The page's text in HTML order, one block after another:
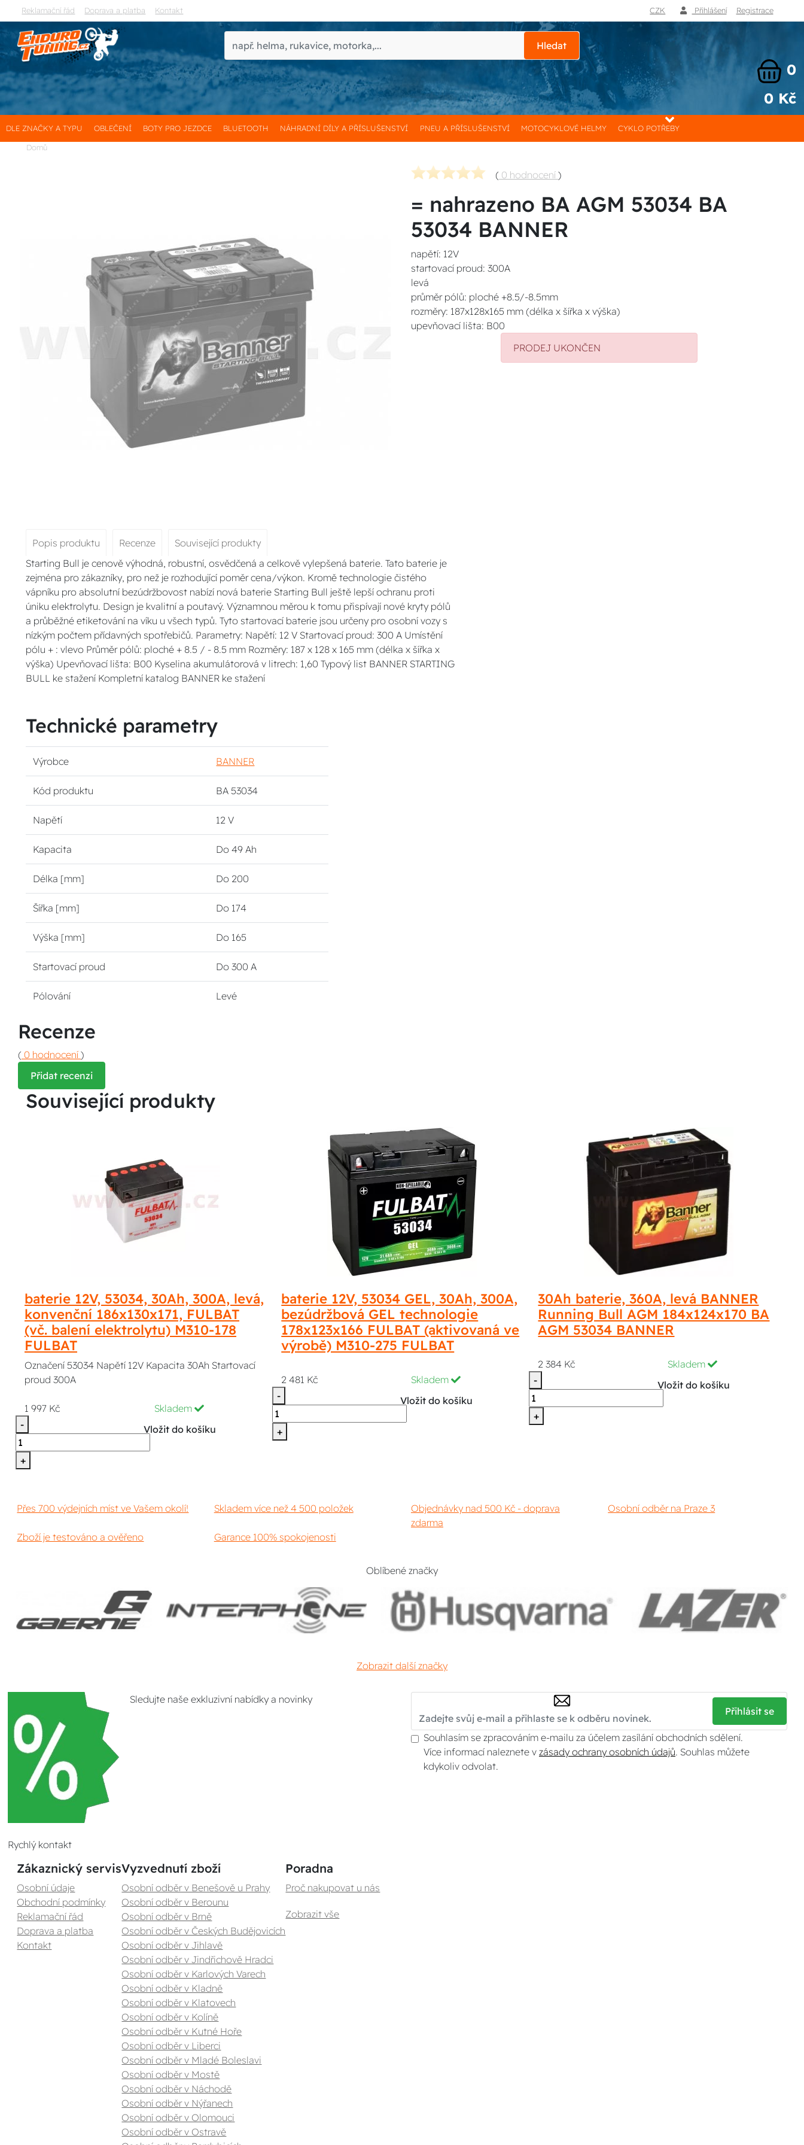
Reklamační řád Doprava a platba Kontakt CZK Přihlášení Registrace
Hledat
0
0 Kč
DLE ZNAČKY A TYPU OBLEČENÍ BOTY PRO JEZDCE BLUETOOTH NÁHRADNÍ DÍLY A PŘÍSLUŠENSTVÍ PNEU A PŘÍSLUŠENSTVÍ MOTOCYKLOVÉ HELMY CYKLO POTŘEBY
Domů
( 0 hodnocení )
= nahrazeno BA AGM 53034 BA
53034 BANNER
napětí: 12V
startovací proud: 300A
levá
průměr pólů: ploché +8.5/-8.5mm
rozměry: 187x128x165 mm (délka x šířka x výška)
upevňovací lišta: B00
PRODEJ UKONČEN
Popis produktu Recenze
Související produkty
Starting Bull je cenově výhodná, robustní, osvědčená a celkově vylepšená baterie. Tato baterie je
zejména pro zákazníky, pro než je rozhodující poměr cena/výkon. Kromě technologie čistého
vápníku pro absolutní bezúdržbovost nabízí nová baterie Starting Bull ještě lepší ochranu proti
úniku elektrolytu. Design je kvalitní a poutavý. Významnou měrou k tomu přispívají nové kryty pólů
a průběžné etiketování na víku u všech typů. Tyto startovací baterie jsou určeny pro osobní vozy s
nízkým počtem přídavných spotřebičů. Parametry: Napětí: 12 V Startovací proud: 300 A Umístění
pólu + : vlevo Průměr pólů: ploché + 8.5 / - 8.5 mm Rozměry: 187 x 128 x 165 mm (délka x šířka x
výška) Upevňovací lišta: B00 Kyselina akumulátorová v litrech: 1,60 Typový list BANNER STARTING
BULL ke stažení Kompletní katalog BANNER ke stažení
Technické parametry
Výrobce BANNER
Kód produktu BA 53034
Napětí 12 V
Kapacita Do 49 Ah
Délka [mm] Do 200
Šířka [mm] Do 174
Výška [mm] Do 165
Startovací proud Do 300 A
Pólování Levé
Recenze
( 0 hodnocení )
Přidat recenzi
Související produkty
baterie 12V, 53034, 30Ah, 300A, levá,
konvenční 186x130x171, FULBAT
(vč. balení elektrolytu) M310-178
FULBAT
Označení 53034 Napětí 12V Kapacita 30Ah Startovací
proud 300A
1 997 Kč
Skladem
-
+
Vložit do košíku
baterie 12V, 53034 GEL, 30Ah, 300A,
bezúdržbová GEL technologie
178x123x166 FULBAT (aktivovaná ve
výrobě) M310-275 FULBAT
2 481 Kč
Skladem
-
+
Vložit do košíku
30Ah baterie, 360A, levá BANNER
Running Bull AGM 184x124x170 BA
AGM 53034 BANNER
2 384 Kč
Skladem
-
+
Vložit do košíku
Přes 700 výdejních míst ve Vašem okolí! Skladem více než 4 500 položek
Objednávky nad 500 Kč - doprava
zdarma
Osobní odběr na Praze 3
Zboží je testováno a ověřeno Garance 100% spokojenosti
Oblíbené značky
Zobrazit další značky
Sledujte naše exkluzivní nabídky a novinky
Přihlásit se
Souhlasím se zpracováním e-mailu za účelem zasílání obchodních sdělení.
Více informací naleznete v zásady ochrany osobních údajů. Souhlas můžete
kdykoliv odvolat.
Rychlý kontakt
Zákaznický servis
Osobní údaje
Obchodní podmínky
Reklamační řád
Doprava a platba
Kontakt
Vyzvednutí zboží
Osobní odběr v Benešově u Prahy
Osobní odběr v Berounu
Osobní odběr v Brně
Osobní odběr v Českých Budějovicích
Osobní odběr v Jihlavě
Osobní odběr v Jindřichově Hradci
Osobní odběr v Karlových Varech
Osobní odběr v Kladně
Osobní odběr v Klatovech
Osobní odběr v Kolíně
Osobní odběr v Kutné Hoře
Osobní odběr v Liberci
Osobní odběr v Mladé Boleslavi
Osobní odběr v Mostě
Osobní odběr v Náchodě
Osobní odběr v Nýřanech
Osobní odběr v Olomouci
Osobní odběr v Ostravě
Poradna
Proč nakupovat u nás
Zobrazit vše